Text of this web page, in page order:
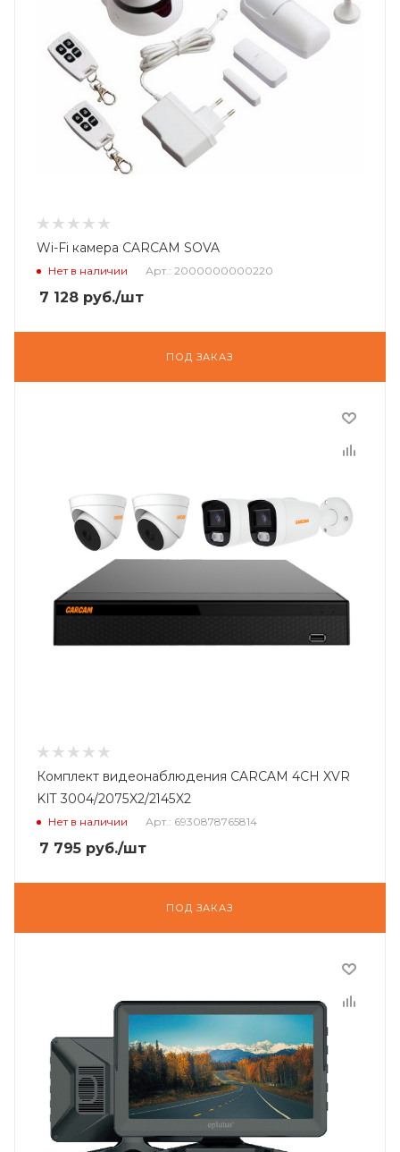
Wi-Fi камера CARCAM SOVA
Нет в наличии Арт.: 2000000000220
7 128 руб./шт
ПОД ЗАКАЗ
Комплект видеонаблюдения CARCAM 4CH XVR
KIT 3004/2075X2/2145X2
Нет в наличии Арт.: 6930878765814
7 795 руб./шт
ПОД ЗАКАЗ